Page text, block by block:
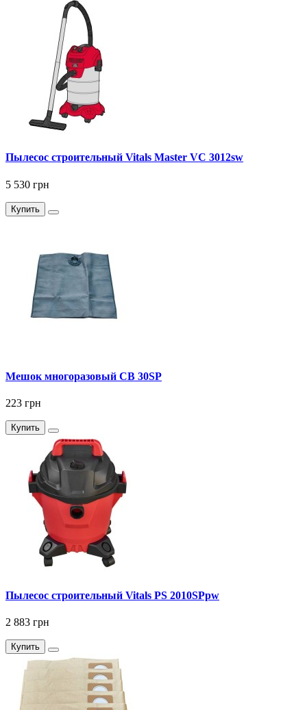
Пылесос строительный Vitals Master VC 3012sw
5 530 грн
Купить
Мешок многоразовый CB 30SP
223 грн
Купить
Пылесос строительный Vitals PS 2010SPpw
2 883 грн
Купить